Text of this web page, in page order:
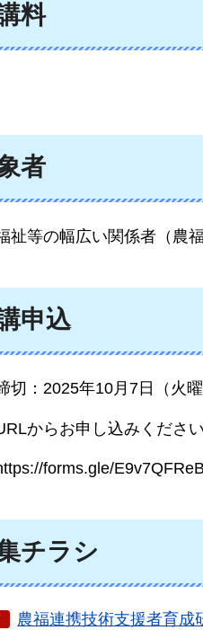
料
者
祉等の幅広い関係者（農
申込
切：2025年10月7日（火曜
からお申し込みください
forms.gle/
チラシ
農福連携技術支援者育成